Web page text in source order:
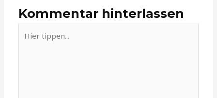
Kommentar hinterlassen
tippen...